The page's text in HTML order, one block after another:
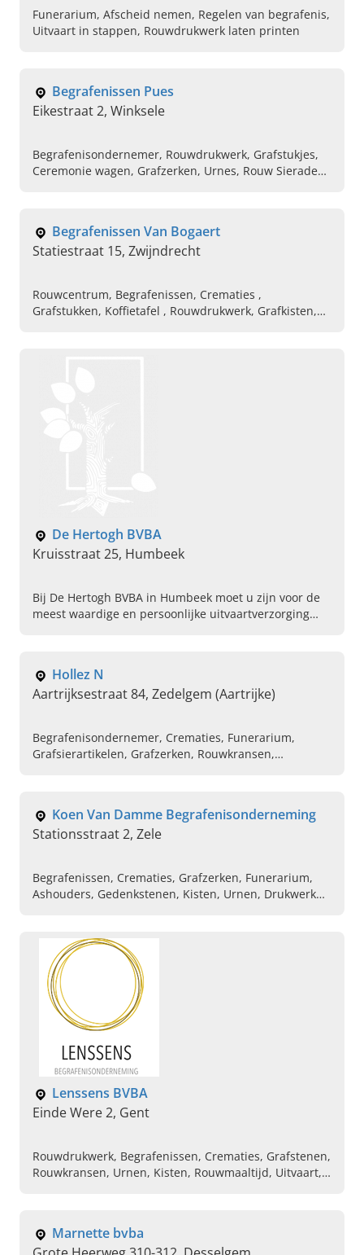
Funerarium, Afscheid nemen, Regelen van begrafenis,
Uitvaart in stappen, Rouwdrukwerk laten printen
Begrafenissen Pues
Eikestraat 2, Winksele
Begrafenisondernemer, Rouwdrukwerk, Grafstukjes,
Ceremonie wagen, Grafzerken, Urnes, Rouw Sieraden,
Begrafenissen Van Bogaert
Statiestraat 15, Zwijndrecht
Rouwcentrum, Begrafenissen, Crematies ,
Grafstukken, Koffietafel , Rouwdrukwerk, Grafkisten,
De Hertogh BVBA
Kruisstraat 25, Humbeek
Bij De Hertogh BVBA in Humbeek moet u zijn voor de
meest waardige en persoonlijke uitvaartverzorging
Hollez N
Aartrijksestraat 84, Zedelgem (Aartrijke)
Begrafenisondernemer, Crematies, Funerarium,
Grafsierartikelen, Grafzerken, Rouwkransen,
Koen Van Damme Begrafenisonderneming
Stationsstraat 2, Zele
Begrafenissen, Crematies, Grafzerken, Funerarium,
Ashouders, Gedenkstenen, Kisten, Urnen, Drukwerk
Lenssens BVBA
Einde Were 2, Gent
Rouwdrukwerk, Begrafenissen, Crematies, Grafstenen,
Rouwkransen, Urnen, Kisten, Rouwmaaltijd, Uitvaart,
Marnette bvba